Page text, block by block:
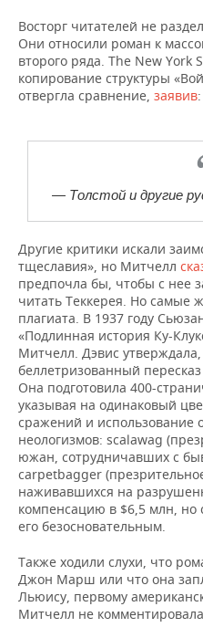
Восторг читателей не
Они относили роман к
второго ряда. The New York
копирование структуры
отвергла сравнение, заявив:
— Толстой и другие
Другие критики искали
тщеславия», но Митчелл
предпочла бы, чтобы с нее
читать Теккерея. Но самые
плагиата. В 1937 году
«Подлинная история Ку-
Митчелл. Дэвис
беллетризованный пересказ
Она подготовила 400-
указывая на одинаковый
сражений и использование
неологизмов: scalawag
южан, сотрудничавших с
carpetbagger
наживавшихся на
компенсацию в $6,5 млн, но
его безосновательным.
Также ходили слухи, что
Джон Марш или что она
Льюису, первому
Митчелл не комментировала